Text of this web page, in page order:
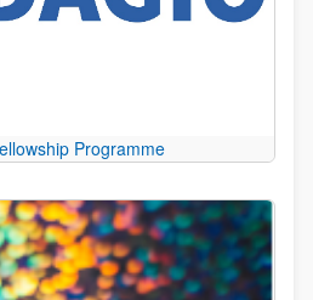
Programme